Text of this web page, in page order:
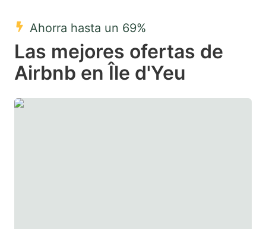
key
to
get
keyboard
to
get
the
keyboard
Ahorra hasta un 69%
Las mejores ofertas de
Airbnb en Île d'Yeu